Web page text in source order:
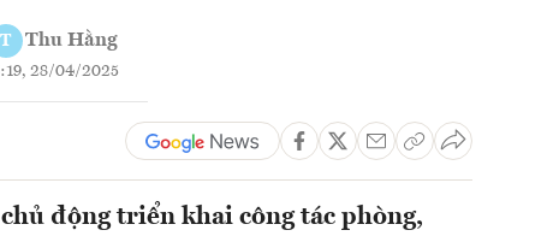
T Thu Hằng
28/04/2025
động triển khai công tác phòng,